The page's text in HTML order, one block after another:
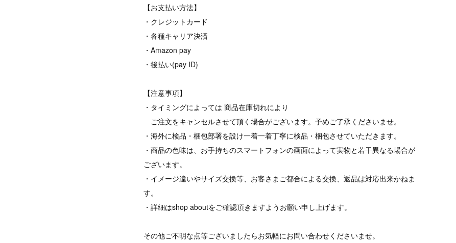
【お支払い方法】
・クレジットカード
・各種キャリア決済
・Amazon pay
・後払い(pay ID)
【注意事項】
・タイミングによっては 商品在庫切れにより
ご注文をキャンセルさせて頂く場合がございます。予めご了承くださいませ。
・海外に検品・梱包部署を設け一着一着丁寧に検品・梱包させていただきます。
・商品の色味は、お手持ちのスマートフォンの画面によって実物と若干異なる場合が
ございます。
・イメージ違いやサイズ交換等、お客さまご都合による交換、返品は対応出来かねま
す。
・詳細はshop aboutをご確認頂きますようお願い申し上げます。
その他ご不明な点等ございましたらお気軽にお問い合わせくださいませ。